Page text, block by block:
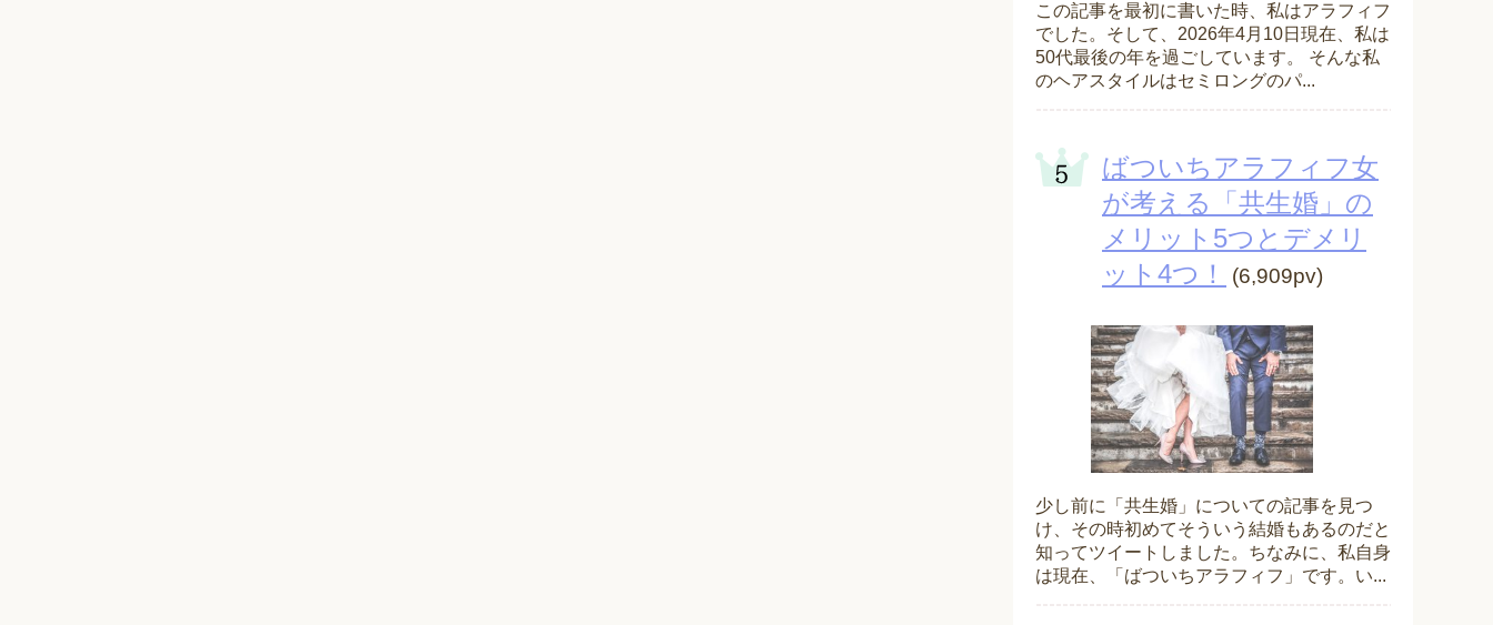
この記事を最初に書いた時、私はアラフィフ
でした。そして、2026年4月10日現在、私は
50代最後の年を過ごしています。 そんな私
のヘアスタイルはセミロングのパ...
ばついちアラフィフ女
が考える「共生婚」の
メリット5つとデメリ
ット4つ！
(6,909pv)
少し前に「共生婚」についての記事を見つ
け、その時初めてそういう結婚もあるのだと
知ってツイートしました。ちなみに、私自身
は現在、「ばついちアラフィフ」です。い...